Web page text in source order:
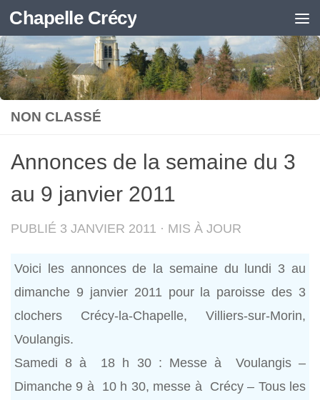
Skip to content
Chapelle Crécy
NON CLASSÉ
Annonces de la semaine du 3
au 9 janvier 2011
PUBLIÉ 3 JANVIER 2011 · MIS À JOUR
Voici les annonces de la semaine du lundi 3 au
dimanche 9 janvier 2011 pour la paroisse des 3
clochers Crécy-la-Chapelle, Villiers-sur-Morin,
Voulangis.
Samedi 8 à 18 h 30 : Messe à Voulangis –
Dimanche 9 à 10 h 30, messe à Crécy – Tous les